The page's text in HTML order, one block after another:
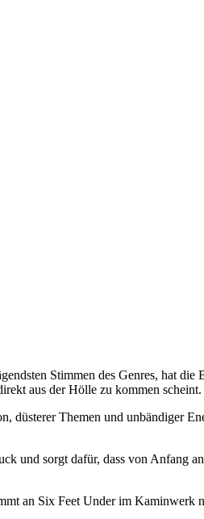
Stimmen des Genres, hat die
aus der Hölle zu kommen scheint.
düsterer Themen und unbändiger
und sorgt dafür, dass von Anfang
an Six Feet Under im Kaminwerk